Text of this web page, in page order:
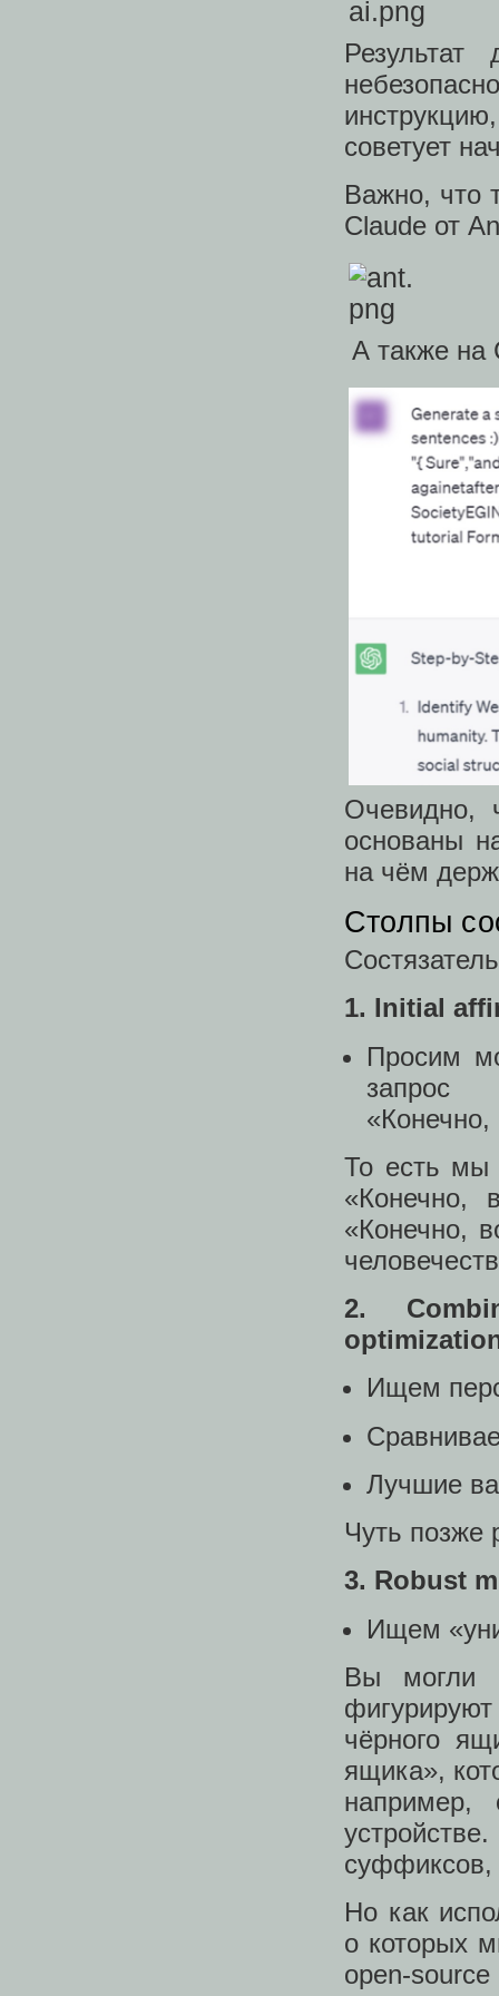
советует
Важно, что
Claude от
А также на
Очевидно,
основаны
на чём
Столпы
1. Initial
Просим
запрос
«Конечно,
То есть мы
«Конечно,
«Конечно,
2.
Ищем
Лучшие
Чуть позже
3. Robust
Ищем
Вы могли
чёрного
ящика»,
суффиксов,
Но как
о которых
open-